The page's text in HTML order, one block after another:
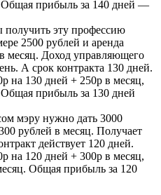
прибыль за 140 дней —
эту профессию
2500 рублей и аренда
месяц. Доход управляющего
А срок контракта 130 дней.
на 130 дней + 250р в месяц,
прибыль за 130 дней
мэру нужно дать 3000
рублей в месяц. Получает
действует 120 дней.
на 120 дней + 300р в месяц,
Общая прибыль за 120